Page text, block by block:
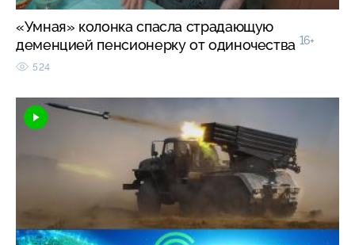
«Умная» колонка спасла страдающую
деменцией пенсионерку от одиночества 16+
524